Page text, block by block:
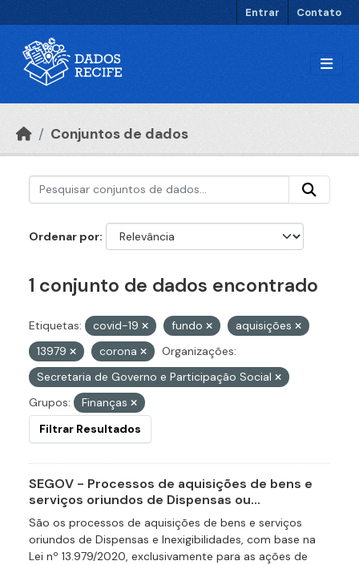
Entrar Contato
Conjuntos de dados
Ordenar por
1 conjunto de dados encontrado
Etiquetas: covid-19 fundo
aquisições
13979
corona
Organizações:
Secretaria de Governo e Participação Social
Grupos:
Finanças
Filtrar Resultados
SEGOV - Processos de aquisições de bens e
serviços oriundos de Dispensas ou...
São os processos de aquisições de bens e serviços
oriundos de Dispensas e Inexigibilidades, com base na
Lei nº 13.979/2020, exclusivamente para as ações de